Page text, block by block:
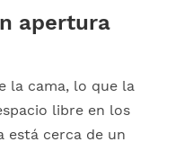
apertura
la cama, lo que la
libre en los
está cerca de un